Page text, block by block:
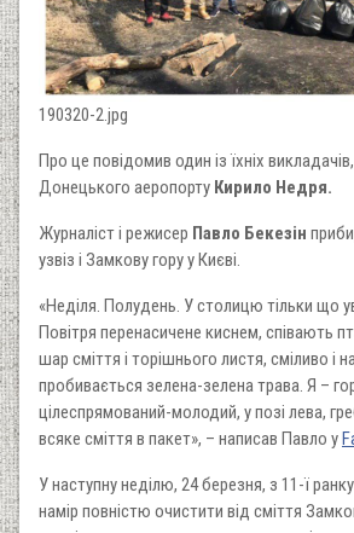
190320-2.jpg
Про це повідомив один із їхніх
Донецького аеропорту Кирило Недря.
Журналіст і режисер Павло Бекезін
узвіз і Замкову гору у Києві.
«Неділя. Полудень. У столицю тільки що
Повітря перенасичене киснем, співають
шар сміття і торішнього листя, сміливо і
пробивається зелена-зелена трава. Я –
цілеспрямований-молодий, у позі лева,
всяке сміття в пакет», – написав Павло у
У наступну неділю, 24 березня, з 11-ї
намір повністю очистити від сміття